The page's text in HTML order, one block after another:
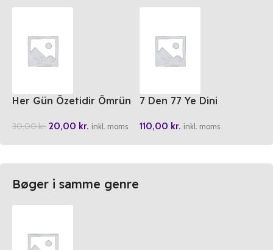
Her Gün Özetidir Ömrün
30,00kr. 20,00 kr. inkl. moms
7 Den 77 Ye Dini
110,00 kr. inkl. moms
Bøger i samme genre